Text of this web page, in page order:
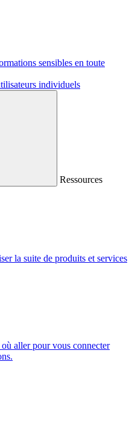
sensibles en toute
individuels
Ressources
la suite de produits et services
aller pour vous connecter